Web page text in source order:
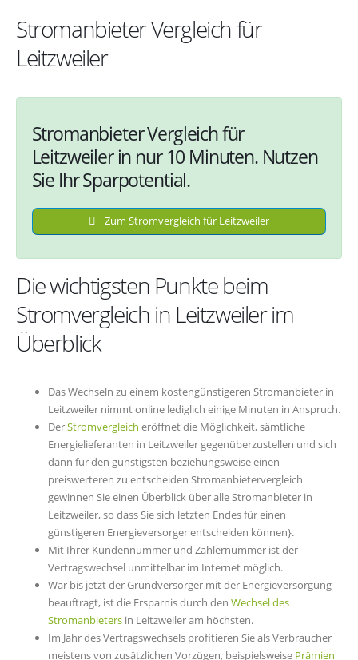
Stromanbieter Vergleich für
Leitzweiler
Stromanbieter Vergleich für
Leitzweiler in nur 10 Minuten. Nutzen
Sie Ihr Sparpotential.
Zum Stromvergleich für Leitzweiler
Die wichtigsten Punkte beim
Stromvergleich in Leitzweiler im
Überblick
Das Wechseln zu einem kostengünstigeren Stromanbieter in
Leitzweiler nimmt online lediglich einige Minuten in Anspruch.
DerStromvergleich eröffnet die Möglichkeit, sämtliche
Energielieferanten in Leitzweiler gegenüberzustellen und sich
dann für den günstigsten beziehungsweise einen
preiswerteren zu entscheiden Stromanbietervergleich
gewinnen Sie einen Überblick über alle Stromanbieter in
Leitzweiler, so dass Sie sich letzten Endes für einen
günstigeren Energieversorger entscheiden können}.
Mit Ihrer Kundennummer und Zählernummer ist der
Vertragswechsel unmittelbar im Internet möglich.
War bis jetzt der Grundversorger mit der Energieversorgung
beauftragt, ist die Ersparnis durch den Wechsel des
Stromanbieters in Leitzweiler am höchsten.
Im Jahr des Vertragswechsels profitieren Sie als Verbraucher
meistens von zusätzlichen Vorzügen, beispielsweise Prämien